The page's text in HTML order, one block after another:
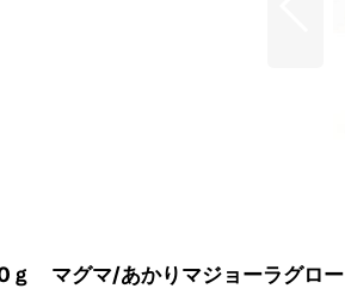
マグマ/あかりマジョーラグロー